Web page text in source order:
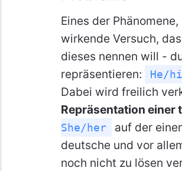
Eines der
wirkende Versuch,
dieses nennen will -
repräsentieren:
He/
Dabei wird freilich
Repräsentation einer
She/her
auf der
deutsche und vor
noch nicht zu lösen